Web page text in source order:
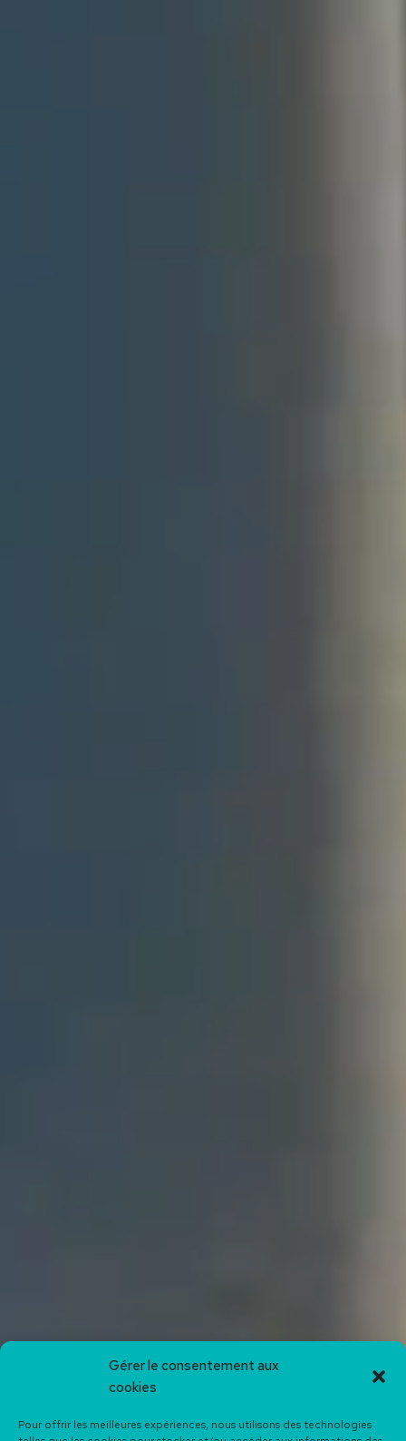
Gérer le consentement aux
cookies
Pour offrir les meilleures expériences, nous utilisons des technologies